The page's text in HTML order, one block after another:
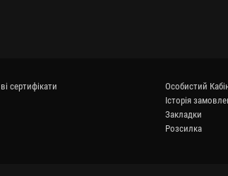
сертифікати
Особистий
Історія
Закладки
Розсилка